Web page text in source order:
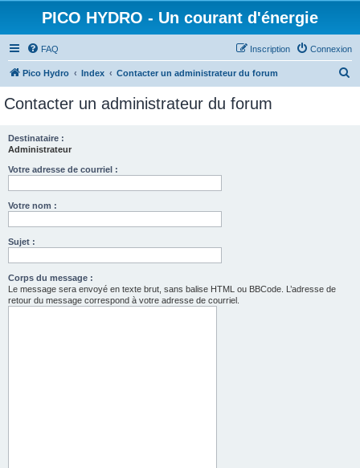
PICO HYDRO - Un courant d'énergie
FAQ Connexion
Inscription
Pico Hydro Index Contacter un administrateur du forum
Contacter un administrateur du forum
Destinataire :
Administrateur
Votre adresse de courriel :
Votre nom :
Sujet :
Corps du message :
Le message sera envoyé en texte brut, sans balise HTML ou BBCode. L’adresse de
retour du message correspond à votre adresse de courriel.